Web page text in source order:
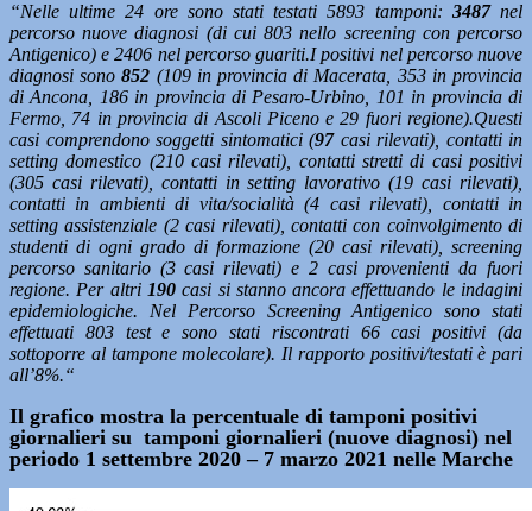
“Nelle ultime 24 ore sono stati testati 5893 tamponi: 3487nel
percorso nuove diagnosi (di cui 803 nello screening con percorso
Antigenico) e 2406 nel percorso guariti.I positivi nel percorso nuove
diagnosi sono852 (109 in provincia di Macerata, 353 in provincia
di Ancona, 186 in provincia di Pesaro-Urbino, 101 in provincia di
Fermo, 74 in provincia di Ascoli Piceno e 29 fuori regione).Questi
casi comprendono soggetti sintomatici (97 casi rilevati), contatti in
setting domestico (210 casi rilevati), contatti stretti di casi positivi
(305 casi rilevati), contatti in setting lavorativo (19 casi rilevati),
contatti in ambienti di vita/socialità (4 casi rilevati), contatti in
setting assistenziale (2 casi rilevati), contatti con coinvolgimento di
studenti di ogni grado di formazione (20 casi rilevati), screening
percorso sanitario (3 casi rilevati) e 2 casi provenienti da fuori
regione. Per altri 190casi si stanno ancora effettuando le indagini
epidemiologiche. Nel Percorso Screening Antigenico sono stati
effettuati 803 test e sono stati riscontrati 66 casi positivi (da
sottoporre al tampone molecolare). Il rapporto positivi/testati è pari
all’8%.“
Il grafico mostra la percentuale di tamponi positivi
giornalieri su tamponi giornalieri (nuove diagnosi) nel
periodo 1 settembre 2020 – 7 marzo 2021 nelle Marche